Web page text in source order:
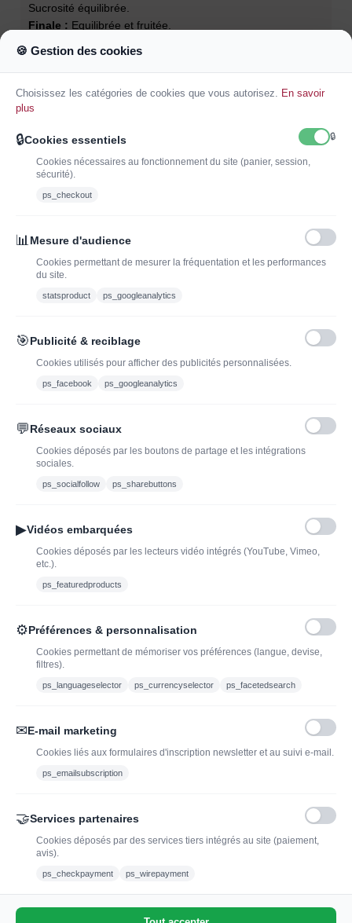
Sucrosité équilibrée.
Finale : Equilibrée et fruitée.
Accords mets et vins :Entre copains, à l'apéritif, sur des
desserts ou en urgence en cas de grande soif.
J'ADOPTEUNVIN
J'ai lu et j'accepte les conditions générales de vente
Offres du moment
Bouteilles d'exception
à découvrir| J’adopte un
vin
bouteille de champagne,
Caviste en ligne pour l’adoption de vin, champagne,
contact@jadopteunvin.fr
consommer avec modération.
🍪 Gestion des cookies
Choisissez les catégories de cookies que vous autorisez. En savoir
plus
🔒Cookies essentiels 🔒
Cookies nécessaires au fonctionnement du site (panier, session,
sécurité).
ps_checkout
📊 Mesure d'audience
Cookies permettant de mesurer la fréquentation et les performances
du site.
statsproduct ps_googleanalytics
🎯Publicité & reciblage
Cookies utilisés pour afficher des publicités personnalisées.
ps_facebook ps_googleanalytics
💬Réseaux sociaux
Cookies déposés par les boutons de partage et les intégrations
sociales.
ps_socialfollow ps_sharebuttons
▶Vidéos embarquées
Cookies déposés par les lecteurs vidéo intégrés (YouTube, Vimeo,
etc.).
ps_featuredproducts
⚙Préférences & personnalisation
Cookies permettant de mémoriser vos préférences (langue, devise,
filtres).
ps_languageselector ps_currencyselector ps_facetedsearch
✉E-mail marketing
Cookies liés aux formulaires d'inscription newsletter et au suivi e-mail.
ps_emailsubscription
🤝Services partenaires
Cookies déposés par des services tiers intégrés au site (paiement,
avis).
ps_checkpayment ps_wirepayment